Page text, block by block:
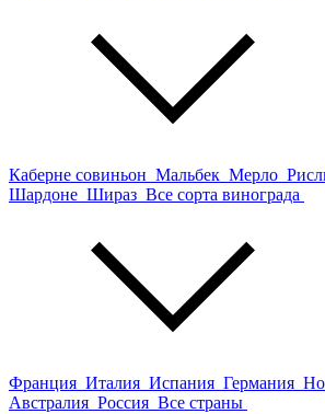
Каберне совиньон Мальбек Мерло
Шардоне Шираз Все сорта винограда
Франция Италия Испания Германия
Австралия Россия Все страны